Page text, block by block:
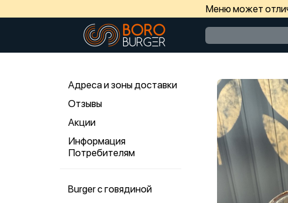
Меню может
Адреса и зоны доставки
Отзывы
Акции
Информация
Потребителям
Burger с говядиной